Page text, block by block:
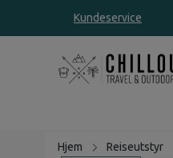
Kundeservice
Hjem Reiseutstyr